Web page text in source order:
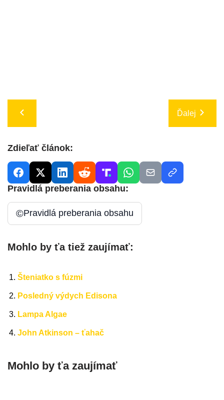
Ďalej
Zdieľať článok:
Pravidlá preberania obsahu:
©Pravidlá preberania obsahu
Mohlo by ťa tiež zaujímať:
Šteniatko s fúzmi
Posledný výdych Edisona
Lampa Algae
John Atkinson – ťahač
Mohlo by ťa zaujímať